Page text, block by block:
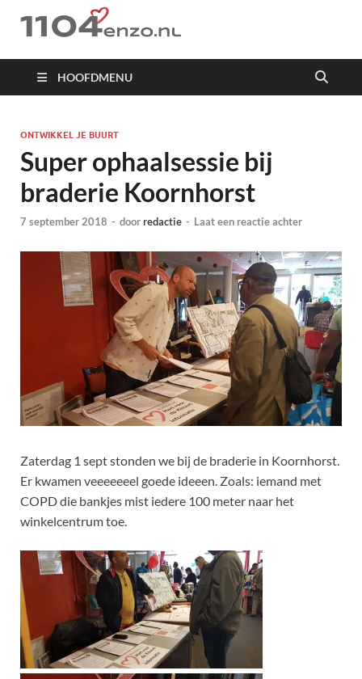
1104 en zo
HOOFDMENU
ONTWIKKEL JE BUURT
Super ophaalsessie bij
braderie Koornhorst
7 september 2018 - doorredactie - Laat een reactie achter
Zaterdag 1 sept stonden we bij de braderie in Koornhorst.
Er kwamen veeeeeeel goede ideeen. Zoals: iemand met
COPD die bankjes mist iedere 100 meter naar het
winkelcentrum toe.